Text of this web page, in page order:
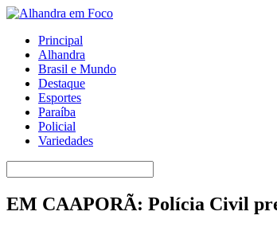
Principal
Alhandra
Brasil e Mundo
Destaque
Esportes
Paraíba
Policial
Variedades
EM CAAPORÃ: Polícia Civil